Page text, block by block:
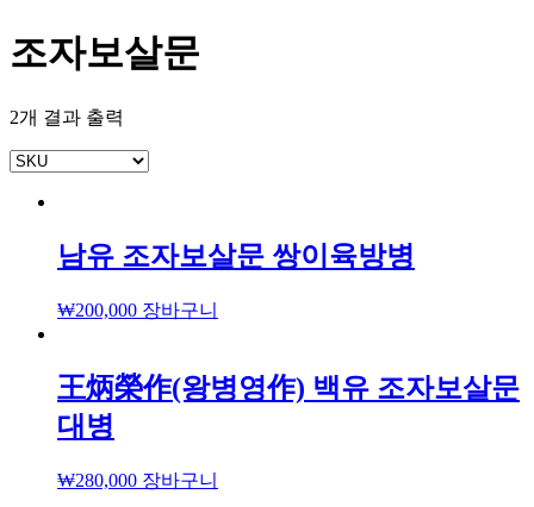
조자보살문
2개 결과 출력
남유 조자보살문 쌍이육방병
₩200,000 장바구니
王炳榮作(왕병영作) 백유 조자보살문
대병
₩280,000 장바구니